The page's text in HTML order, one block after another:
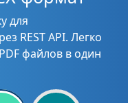
для
REST API. Легко
файлов в один